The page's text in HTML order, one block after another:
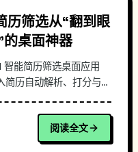
历筛选从“翻到眼
的桌面神器
能简历筛选桌面应用
历自动解析、打分与排
践，帮助招聘团队提升筛
阅读全文